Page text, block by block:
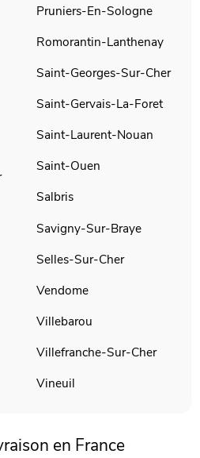
Pruniers-En-Sologne
Romorantin-Lanthenay
Saint-Georges-Sur-Cher
Saint-Gervais-La-Foret
Saint-Laurent-Nouan
Saint-Ouen
Salbris
Savigny-Sur-Braye
Selles-Sur-Cher
Vendome
Villebarou
Villefranche-Sur-Cher
Vineuil
en France